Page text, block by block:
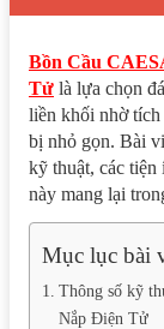
Bồn Cầu
Tử là lựa chọn
liền khối nhờ tích
bị nhỏ gọn. Bài
kỹ thuật, các tiện
này mang lại
Mục lục bài
Thông số kỹ
Nắp Điện Tử